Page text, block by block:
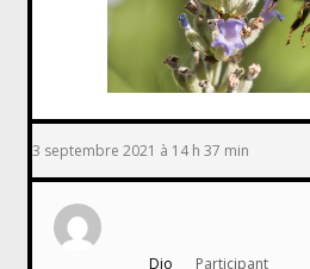
3 septembre 2021 à 14 h 37 min
Djo Participant